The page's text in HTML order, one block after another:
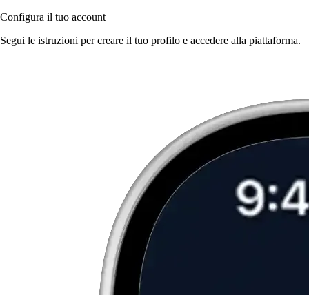
Configura il tuo account
Segui le istruzioni per creare il tuo profilo e accedere alla piattaforma.